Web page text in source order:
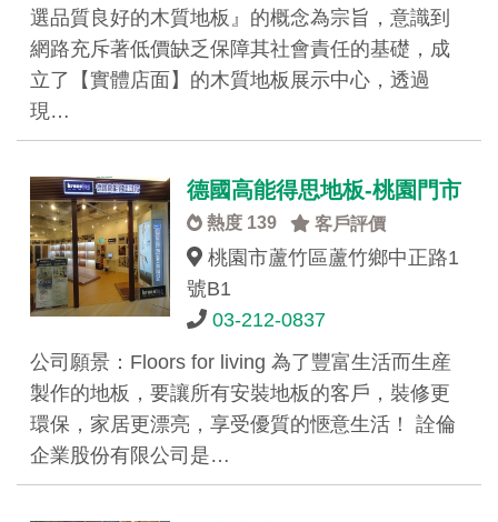
選品質良好的木質地板』的概念為宗旨，意識到
網路充斥著低價缺乏保障其社會責任的基礎，成
立了【實體店面】的木質地板展示中心，透過
現…
德國高能得思地板-桃園門市
熱度 139 客戶評價
桃園市蘆竹區蘆竹鄉中正路1
號B1
03-212-0837
公司願景：Floors for living 為了豐富生活而生産
製作的地板，要讓所有安裝地板的客戶，裝修更
環保，家居更漂亮，享受優質的愜意生活！ 詮倫
企業股份有限公司是…